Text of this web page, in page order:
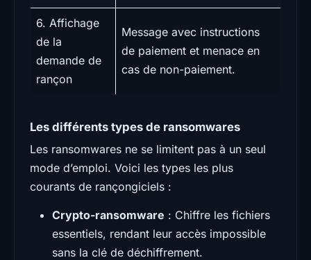
6. Affichage
de la
demande de
rançon
Message avec instructions
de paiement et menace en
cas de non-paiement.
Les différents types de ransomwares
Les ransomwares ne se limitent pas à un seul
mode d’emploi. Voici les types les plus
courants de rançongiciels :
Crypto-ransomware : Chiffre les fichiers
essentiels, rendant leur accès impossible
sans la clé de déchiffrement.